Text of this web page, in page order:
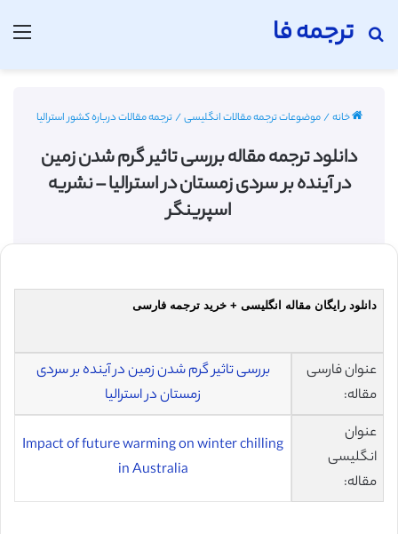
ترجمه فا
جستجو برای
خانه/موضوعات ترجمه مقالات انگلیسی/ترجمه مقالات درباره کشور استرالیا
دانلود ترجمه مقاله بررسی تاثیر گرم شدن زمین
در آینده بر سردی زمستان در استرالیا – نشریه
اسپرینگر
دانلود رایگان مقاله انگلیسی + خرید ترجمه فارسی
عنوان فارسی
مقاله:
بررسی تاثیر گرم شدن زمین در آینده بر سردی
زمستان در استرالیا
عنوان
انگلیسی
مقاله:
Impact of future warming on winter chilling
in Australia